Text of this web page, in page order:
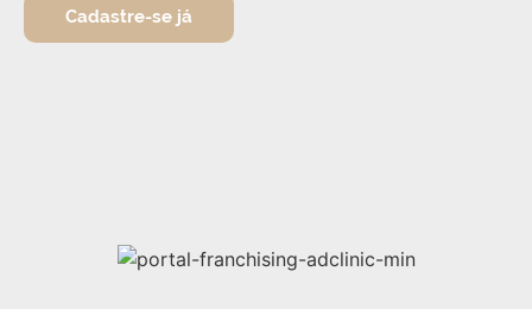
Cadastre-se já